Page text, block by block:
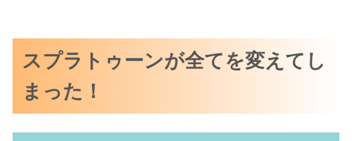
スプラトゥーンが全てを変えてし
まった！